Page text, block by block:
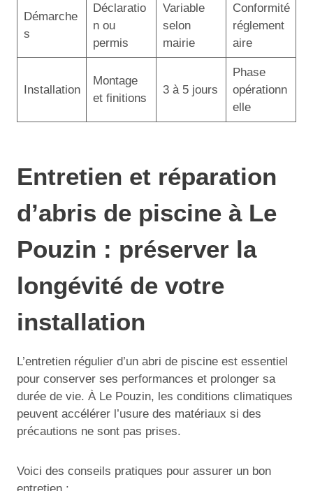
Démarche
s
Déclaratio
n ou
permis
Variable
selon
mairie
Conformité
réglement
aire
Installation
Montage
et finitions
3 à 5 jours
Phase
opérationn
elle
Entretien et réparation
d’abris de piscine à Le
Pouzin : préserver la
longévité de votre
installation
L’entretien régulier d’un abri de piscine est essentiel
pour conserver ses performances et prolonger sa
durée de vie. À Le Pouzin, les conditions climatiques
peuvent accélérer l’usure des matériaux si des
précautions ne sont pas prises.
Voici des conseils pratiques pour assurer un bon
entretien :